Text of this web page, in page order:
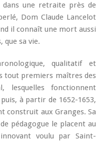
dans une retraite près de
Dom Claude Lancelot
il connaît une mort aussi
que sa vie.
qualitatif et
tout premiers maîtres des
lesquelles fonctionnent
à partir de 1652-1653,
construit aux Granges. Sa
pédagogue le placent au
voulu par Saint-